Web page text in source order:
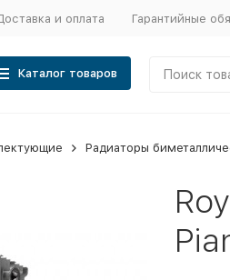
и оплата Гарантийные
Каталог товаров
Радиаторы